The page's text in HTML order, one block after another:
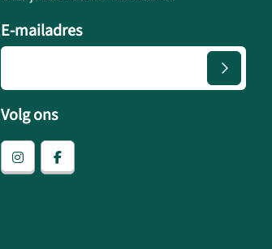
E-mailadres
Volg ons